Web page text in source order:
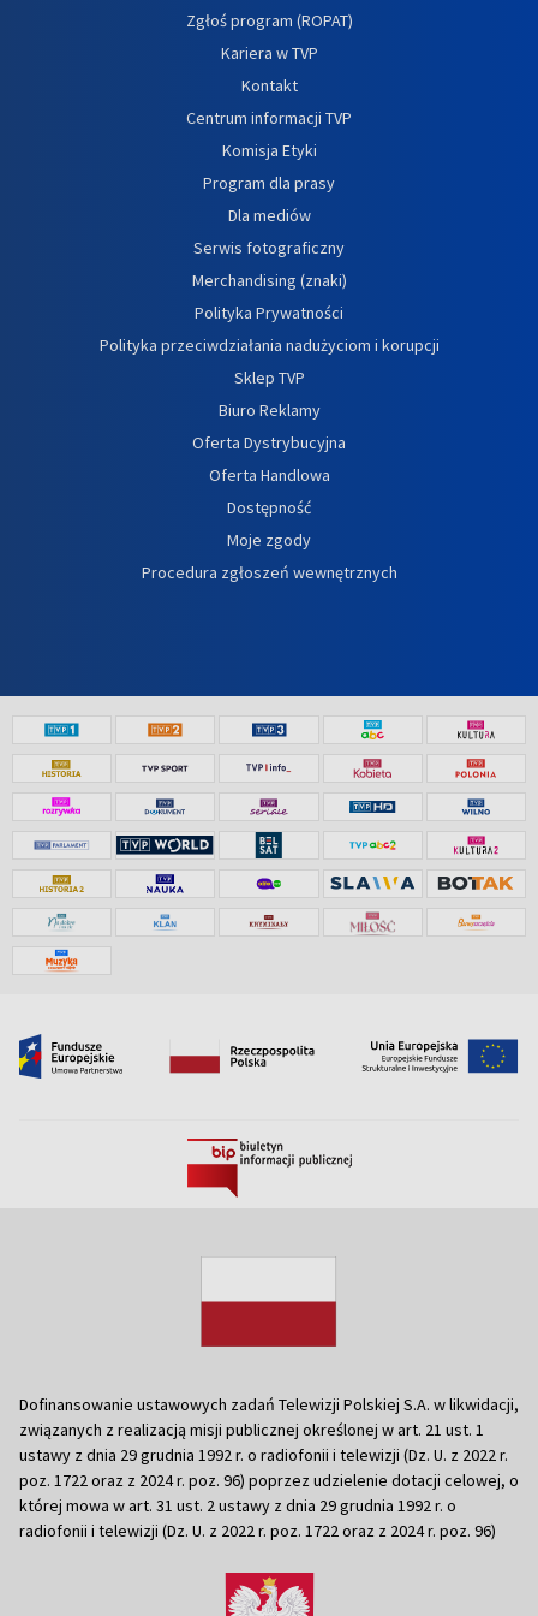
Zgłoś program (ROPAT)
Kariera w TVP
Kontakt
Centrum informacji TVP
Komisja Etyki
Program dla prasy
Dla mediów
Serwis fotograficzny
Merchandising (znaki)
Polityka Prywatności
Polityka przeciwdziałania nadużyciom i korupcji
Sklep TVP
Biuro Reklamy
Oferta Dystrybucyjna
Oferta Handlowa
Dostępność
Moje zgody
Procedura zgłoszeń wewnętrznych
Dofinansowanie ustawowych zadań Telewizji Polskiej S.A. w likwidacji,
związanych z realizacją misji publicznej określonej w art. 21 ust. 1
ustawy z dnia 29 grudnia 1992 r. o radiofonii i telewizji (Dz. U. z 2022 r.
poz. 1722 oraz z 2024 r. poz. 96) poprzez udzielenie dotacji celowej, o
której mowa w art. 31 ust. 2 ustawy z dnia 29 grudnia 1992 r. o
radiofonii i telewizji (Dz. U. z 2022 r. poz. 1722 oraz z 2024 r. poz. 96)